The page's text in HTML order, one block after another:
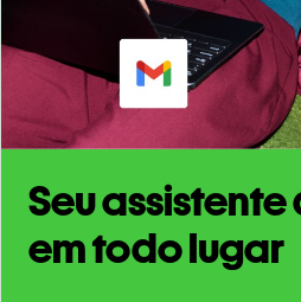
Seu
em todo lugar